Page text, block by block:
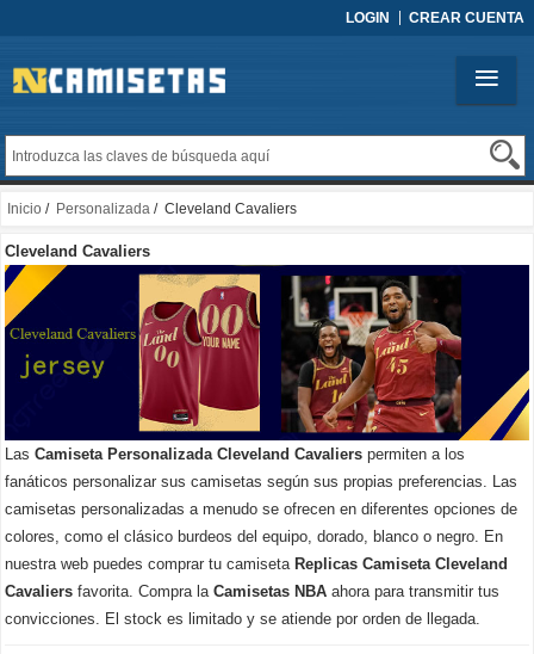
LOGIN CREAR CUENTA
Inicio / Personalizada / Cleveland Cavaliers
Cleveland Cavaliers
Las Camiseta Personalizada Cleveland Cavaliers permiten a los
fanáticos personalizar sus camisetas según sus propias preferencias. Las
camisetas personalizadas a menudo se ofrecen en diferentes opciones de
colores, como el clásico burdeos del equipo, dorado, blanco o negro. En
nuestra web puedes comprar tu camiseta Replicas Camiseta Cleveland
Cavaliers favorita. Compra la Camisetas NBA ahora para transmitir tus
convicciones. El stock es limitado y se atiende por orden de llegada.